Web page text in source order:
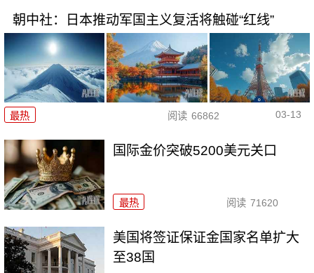
朝中社：日本推动军国主义复活将触碰“红线”
最热 阅读 66862 03-13
国际金价突破5200美元关口
最热 阅读 71620
美国将签证保证金国家名单扩大
至38国